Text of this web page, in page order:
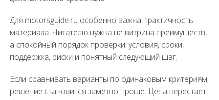
Для motorsguide.ru особенно важна практичность
материала. Читателю нужна не витрина преимуществ,
а спокойный порядок проверки: условия, сроки,
поддержка, риски и понятный следующий шаг.
Если сравнивать варианты по одинаковым критериям,
решение становится заметно проще. Цена перестает